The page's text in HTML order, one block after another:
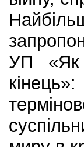
УП «Як